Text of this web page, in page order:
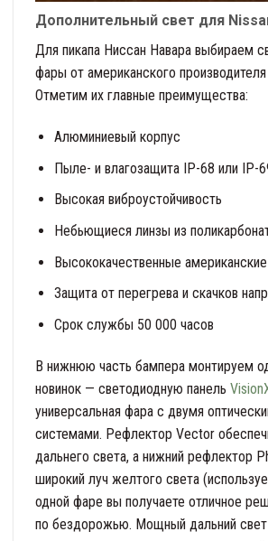
Дополнительный свет для
Для пикапа Ниссан Навара выбираем
фары от американского
Отметим их главные преимущества:
Алюминиевый корпус
Пыле- и влагозащита IP-68 или IP-
Высокая виброустойчивость
Небьющиеся линзы из
Высококачественные
Защита от перегрева и скачков
Срок службы 50 000 часов
В нижнюю часть бампера монтируем
новинок — светодиодную панель
универсальная фара с двумя
системами. Рефлектор Vector
дальнего света, а нижний рефлектор
широкий луч желтого света
одной фаре вы получаете отличное
по бездорожью. Мощный дальний